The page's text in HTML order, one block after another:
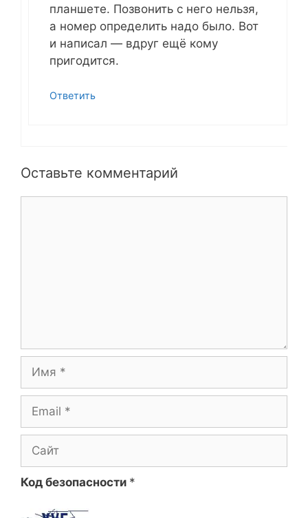
планшете. Позвонить с него нельзя,
а номер определить надо было. Вот
и написал — вдруг ещё кому
пригодится.
Ответить
Оставьте комментарий
Код безопасности *